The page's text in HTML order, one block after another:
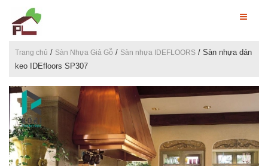
Trang chủ / Sàn Nhựa Giả Gỗ / Sàn nhựa IDEFLOORS / Sàn nhựa dán
keo IDEfloors SP307